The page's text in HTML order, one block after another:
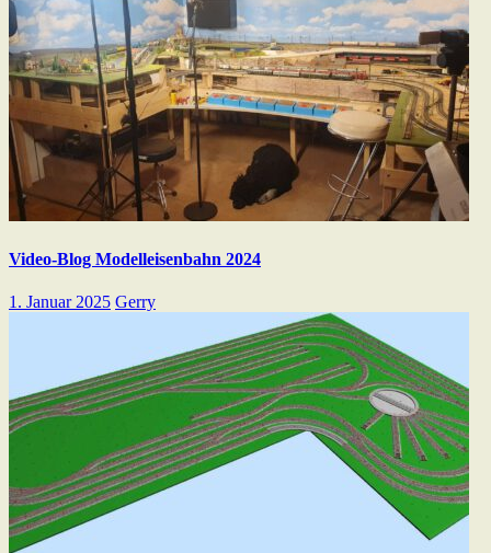
Video-Blog Modelleisenbahn 2024
1. Januar 2025 Gerry